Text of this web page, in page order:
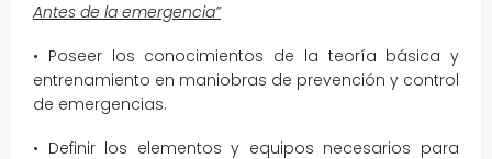
Antes de la emergencia”
• Poseer los conocimientos de la teoría básica y
entrenamiento en maniobras de prevención y control
de emergencias.
• Definir los elementos y equipos necesarios para